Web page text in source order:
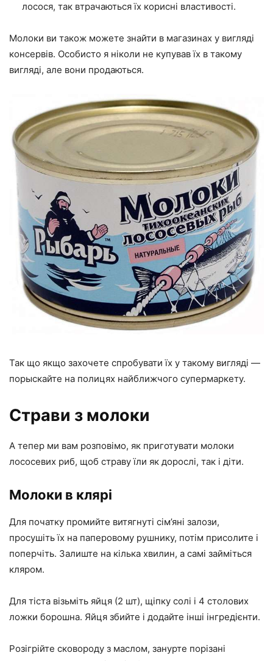
лосося, так втрачаються їх корисні властивості.
Молоки ви також можете знайти в магазинах у вигляді
консервів. Особисто я ніколи не купував їх в такому
вигляді, але вони продаються.
Так що якщо захочете спробувати їх у такому вигляді —
порыскайте на полицях найближчого супермаркету.
Страви з молоки
А тепер ми вам розповімо, як приготувати молоки
лососевих риб, щоб страву їли як дорослі, так і діти.
Молоки в клярі
Для початку промийте витягнуті сім’яні залози,
просушіть їх на паперовому рушнику, потім присолите і
поперчіть. Залиште на кілька хвилин, а самі займіться
кляром.
Для тіста візьміть яйця (2 шт), щіпку солі і 4 столових
ложки борошна. Яйця збийте і додайте інші інгредієнти.
Розігрійте сковороду з маслом, занурте порізані